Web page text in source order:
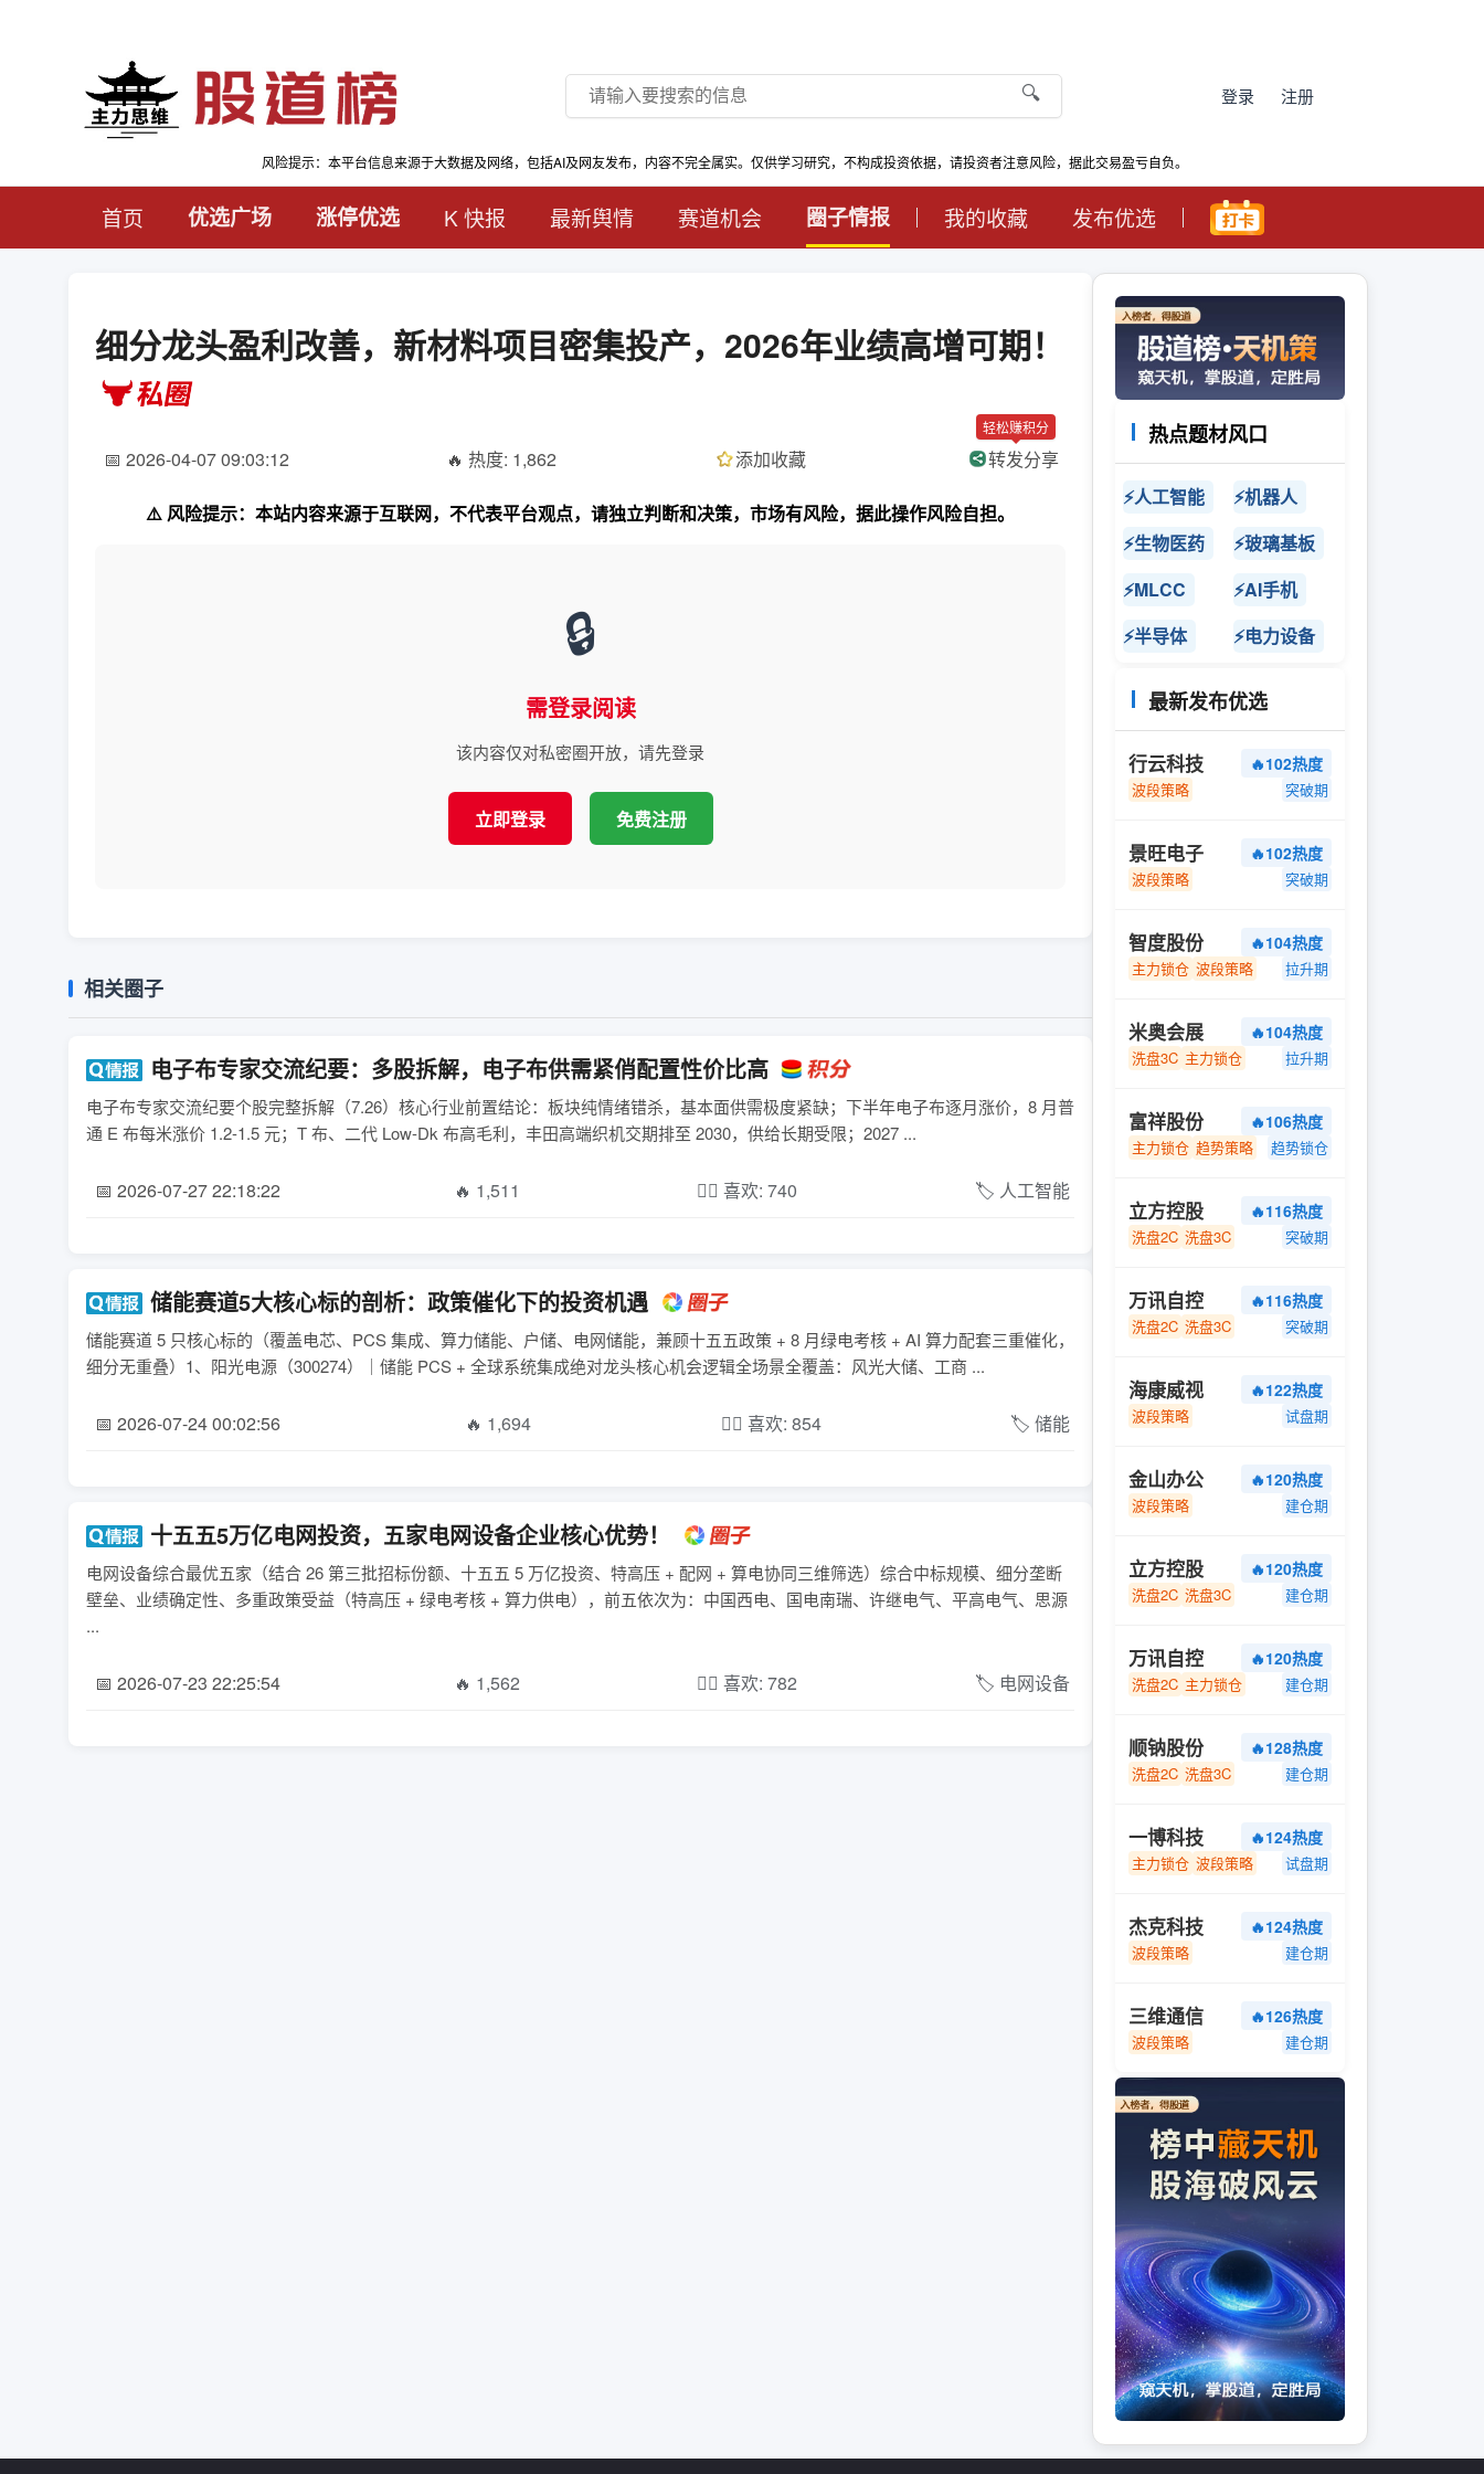
🔍 登录 注册
风险提示：本平台信息来源于大数据及网络，包括AI及网友发布，内容不完全属实。仅供学习研究，不构成投资依据，请投资者注意风险，据此交易盈亏自负。
首页 优选广场 涨停优选 K 快报 最新舆情 赛道机会 圈子情报 我的收藏 发布优选
细分龙头盈利改善，新材料项目密集投产，2026年业绩高增可期！
📅 2026-04-07 09:03:12 🔥 热度: 1,862 添加收藏
轻松赚积分
转发分享
⚠️ 风险提示：本站内容来源于互联网，不代表平台观点，请独立判断和决策，市场有风险，据此操作风险自担。
🔒
需登录阅读
该内容仅对私密圈开放，请先登录
立即登录 免费注册
相关圈子
电子布专家交流纪要：多股拆解，电子布供需紧俏配置性价比高
电子布专家交流纪要个股完整拆解（7.26）核心行业前置结论：板块纯情绪错杀，基本面供需极度紧缺；下半年电子布逐月涨价，8 月普
通 E 布每米涨价 1.2-1.5 元；T 布、二代 Low-Dk 布高毛利，丰田高端织机交期排至 2030，供给长期受限；2027 ...
📅 2026-07-27 22:18:22 🔥 1,511 ❤️‍🔥 喜欢: 740 🏷️ 人工智能
储能赛道5大核心标的剖析：政策催化下的投资机遇
储能赛道 5 只核心标的（覆盖电芯、PCS 集成、算力储能、户储、电网储能，兼顾十五五政策 + 8 月绿电考核 + AI 算力配套三重催化，
细分无重叠）1、阳光电源（300274）｜储能 PCS + 全球系统集成绝对龙头核心机会逻辑全场景全覆盖：风光大储、工商 ...
📅 2026-07-24 00:02:56 🔥 1,694 ❤️‍🔥 喜欢: 854 🏷️ 储能
十五五5万亿电网投资，五家电网设备企业核心优势！
电网设备综合最优五家（结合 26 第三批招标份额、十五五 5 万亿投资、特高压 + 配网 + 算电协同三维筛选）综合中标规模、细分垄断
壁垒、业绩确定性、多重政策受益（特高压 + 绿电考核 + 算力供电），前五依次为：中国西电、国电南瑞、许继电气、平高电气、思源
...
📅 2026-07-23 22:25:54 🔥 1,562 ❤️‍🔥 喜欢: 782 🏷️ 电网设备
热点题材风口
⚡人工智能
⚡机器人
⚡生物医药
⚡玻璃基板
⚡MLCC
⚡AI手机
⚡半导体
⚡电力设备
最新发布优选
行云科技 🔥102热度
波段策略 突破期
景旺电子 🔥102热度
波段策略 突破期
智度股份 🔥104热度
主力锁仓 波段策略 拉升期
米奥会展 🔥104热度
洗盘3C 主力锁仓 拉升期
富祥股份 🔥106热度
主力锁仓 趋势策略 趋势锁仓
立方控股 🔥116热度
洗盘2C 洗盘3C 突破期
万讯自控 🔥116热度
洗盘2C 洗盘3C 突破期
海康威视 🔥122热度
波段策略 试盘期
金山办公 🔥120热度
波段策略 建仓期
立方控股 🔥120热度
洗盘2C 洗盘3C 建仓期
万讯自控 🔥120热度
洗盘2C 主力锁仓 建仓期
顺钠股份 🔥128热度
洗盘2C 洗盘3C 建仓期
一博科技 🔥124热度
主力锁仓 波段策略 试盘期
杰克科技 🔥124热度
波段策略 建仓期
三维通信 🔥126热度
波段策略 建仓期